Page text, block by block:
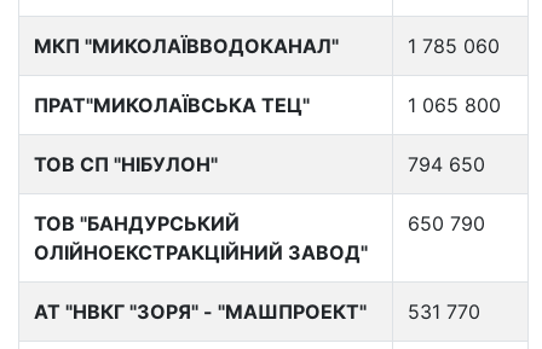
МКП "МИКОЛАЇВВОДОКАНАЛ" 1 785 060
ПРАТ"МИКОЛАЇВСЬКА ТЕЦ" 1 065 800
ТОВ СП "НІБУЛОН" 794 650
ТОВ "БАНДУРСЬКИЙ
ОЛІЙНОЕКСТРАКЦІЙНИЙ ЗАВОД"
650 790
АТ "НВКГ "ЗОРЯ" - "МАШПРОЕКТ" 531 770